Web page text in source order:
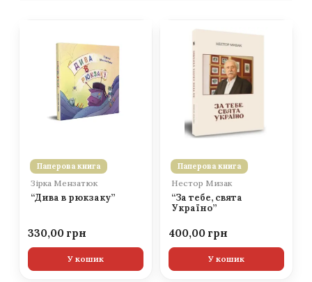
Паперова книга
Зірка Мензатюк
“Дива в рюкзаку”
330,00
У кошик
Паперова книга
Нестор Мизак
“За тебе, свята
Україно”
400,00
У кошик